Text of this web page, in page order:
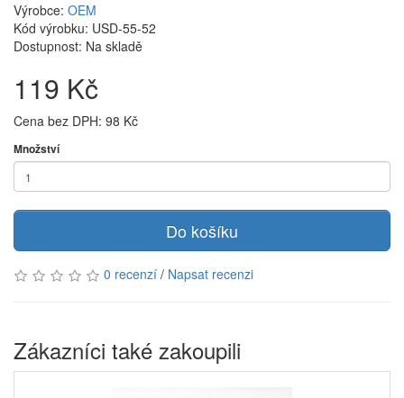
Výrobce: OEM
Kód výrobku: USD-55-52
Dostupnost: Na skladě
119 Kč
Cena bez DPH: 98 Kč
Množství
Do košíku
0 recenzí / Napsat recenzi
Zákazníci také zakoupili